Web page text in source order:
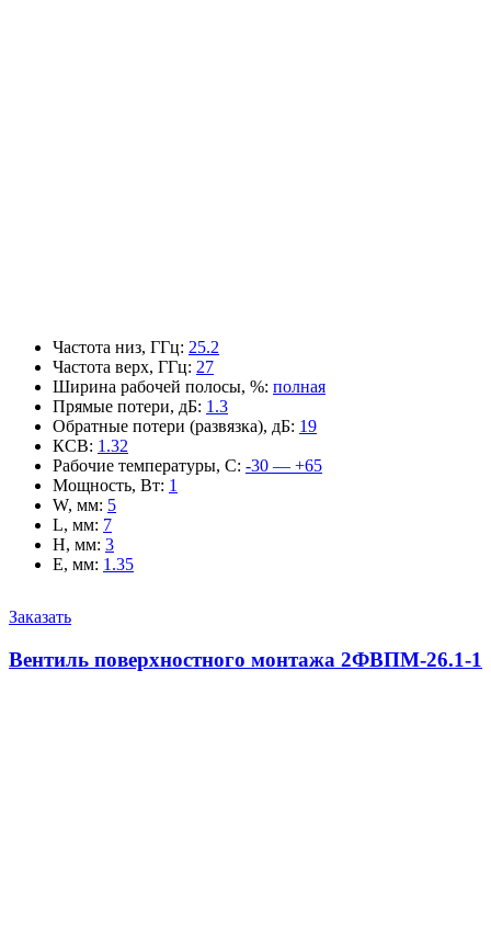
Частота низ, ГГц: 25.2
Частота верх, ГГц: 27
Ширина рабочей полосы, %: полная
Прямые потери, дБ: 1.3
Обратные потери (развязка), дБ: 19
КСВ: 1.32
Рабочие температуры, С: -30 — +65
Мощность, Вт: 1
W, мм: 5
L, мм: 7
H, мм: 3
E, мм: 1.35
Заказать
Вентиль поверхностного монтажа 2ФВПМ-26.1-1